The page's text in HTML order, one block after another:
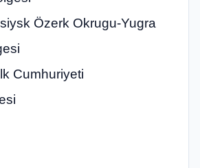
Özerk Okrugu-Yugra
Cumhuriyeti